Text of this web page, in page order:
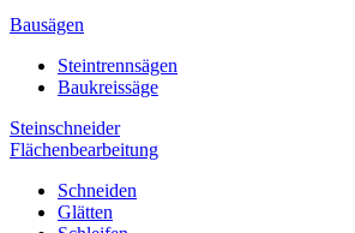
Bausägen
Steintrennsägen
Baukreissäge
Steinschneider
Flächenbearbeitung
Schneiden
Glätten